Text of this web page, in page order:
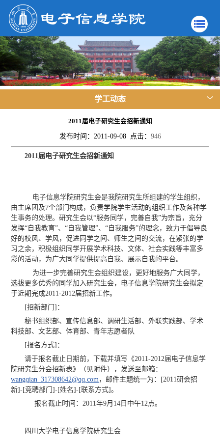
学工动态
2011届电子研究生会招新通知
发布时间：2011-09-08 点击： 946
2011届电子研究生会招新通知
电子信息学院研究生会是我院研究生所组建的学生组织，
由主席团及7个部门构成，负责学院学生活动的组织工作及各种学
生事务的处理。研究生会以“服务同学，完善自我”为宗旨，充分
发挥“自我教育”、“自我管理”、“自我服务”的理念，致力于倡导良
好的校风、学风，促进同学之间、师生之间的交流，在紧张的学
习之余，积极组织同学开展学术科技、文体、社会实践等丰富多
彩的活动，为广大同学提供提高自我、展示自我的平台。
为进一步完善研究生会组织建设，更好地服务广大同学，
选拔更多优秀的同学加入研究生会，电子信息学院研究生会拟定
于近期完成2011-2012届招新工作。
[招新部门]：
秘书组织部、宣传信息部、调研生活部、外联实践部、学术
科技部、文艺部、体育部、青年志愿者队
[报名方式]：
请于报名截止日期前，下载并填写《2011-2012届电子信息学
院研究生分会招新表》（见附件），发送至邮箱：
wangqian_317308642@qq.com，邮件主题统一为：[2011研会招
新]-[竞聘部门]-[姓名]-[联系方式]。
报名截止时间：2011年9月14日中午12点。
四川大学电子信息学院研究生会